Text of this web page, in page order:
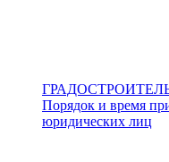
Порядок и время
юридических лиц